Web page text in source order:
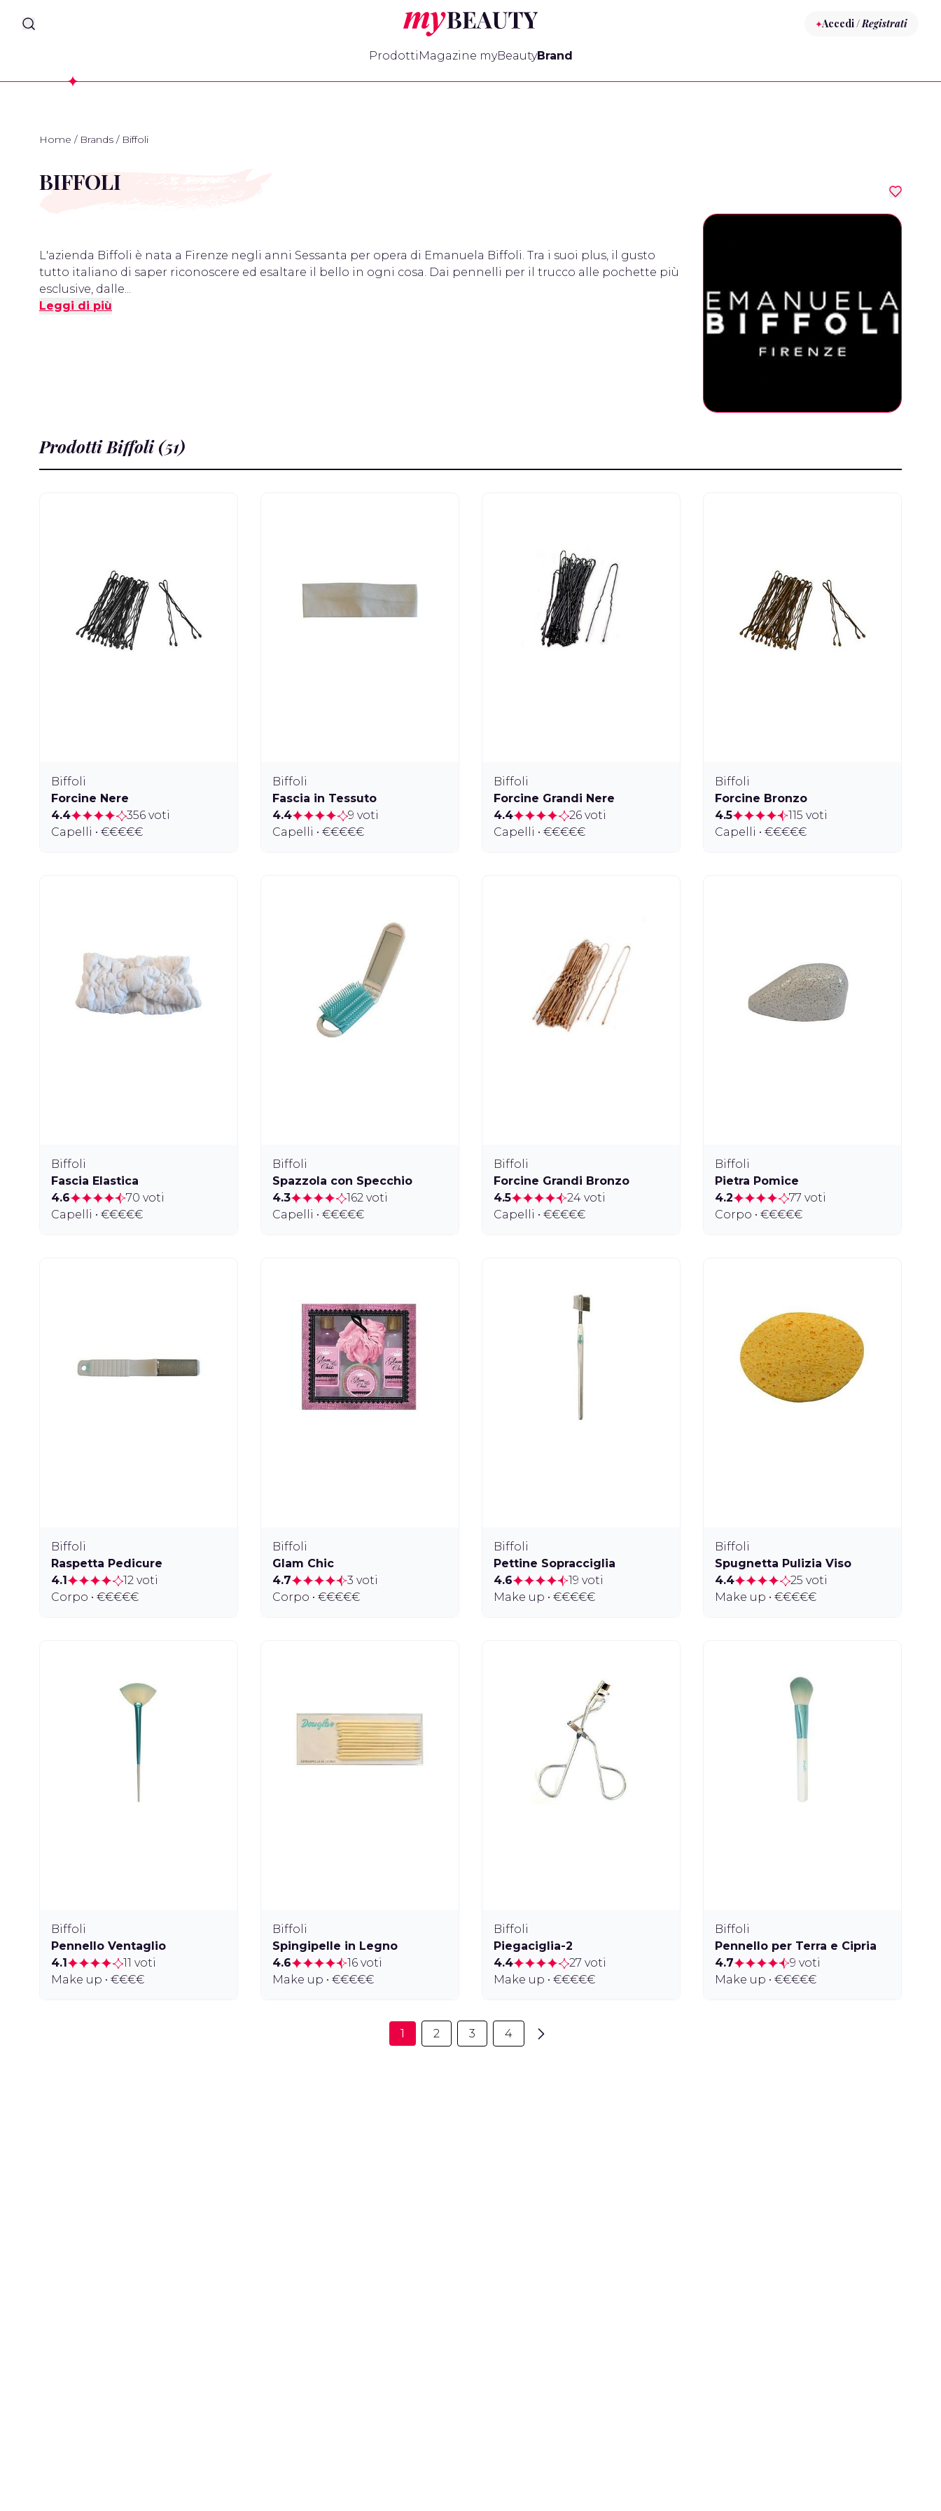
myBeauty Accedi /Registrati
Prodotti Magazine myBeautyBrand
Home / Brands / Biffoli
BIFFOLI
L'azienda Biffoli è nata a Firenze negli anni Sessanta per opera di Emanuela Biffoli. Tra i suoi plus, il gusto
tutto italiano di saper riconoscere ed esaltare il bello in ogni cosa. Dai pennelli per il trucco alle pochette più
esclusive, dalle...
Leggi di più
Prodotti Biffoli (51)
Biffoli
Forcine Nere
4.4
356 voti
Capelli • €€€€€
Biffoli
Fascia in Tessuto
4.4
9 voti
Capelli • €€€€€
Biffoli
Forcine Grandi Nere
4.4
26 voti
Capelli • €€€€€
Biffoli
Forcine Bronzo
4.5
115 voti
Capelli • €€€€€
Biffoli
Fascia Elastica
4.6
70 voti
Capelli • €€€€€
Biffoli
Spazzola con Specchio
4.3
162 voti
Capelli • €€€€€
Biffoli
Forcine Grandi Bronzo
4.5
24 voti
Capelli • €€€€€
Biffoli
Pietra Pomice
4.2
77 voti
Corpo • €€€€€
Biffoli
Raspetta Pedicure
4.1
12 voti
Corpo • €€€€€
Biffoli
Glam Chic
4.7
3 voti
Corpo • €€€€€
Biffoli
Pettine Sopracciglia
4.6
19 voti
Make up • €€€€€
Biffoli
Spugnetta Pulizia Viso
4.4
25 voti
Make up • €€€€€
Biffoli
Pennello Ventaglio
4.1
11 voti
Make up • €€€€
Biffoli
Spingipelle in Legno
4.6
16 voti
Make up • €€€€€
Biffoli
Piegaciglia-2
4.4
27 voti
Make up • €€€€€
Biffoli
Pennello per Terra e Cipria
4.7
9 voti
Make up • €€€€€
1 2 3 4